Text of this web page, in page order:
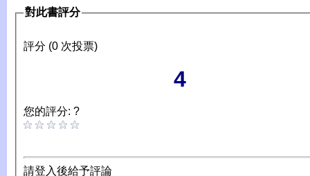
對此書評分
評分 (0 次投票)
4
您的評分: ?
請登入後給予評論